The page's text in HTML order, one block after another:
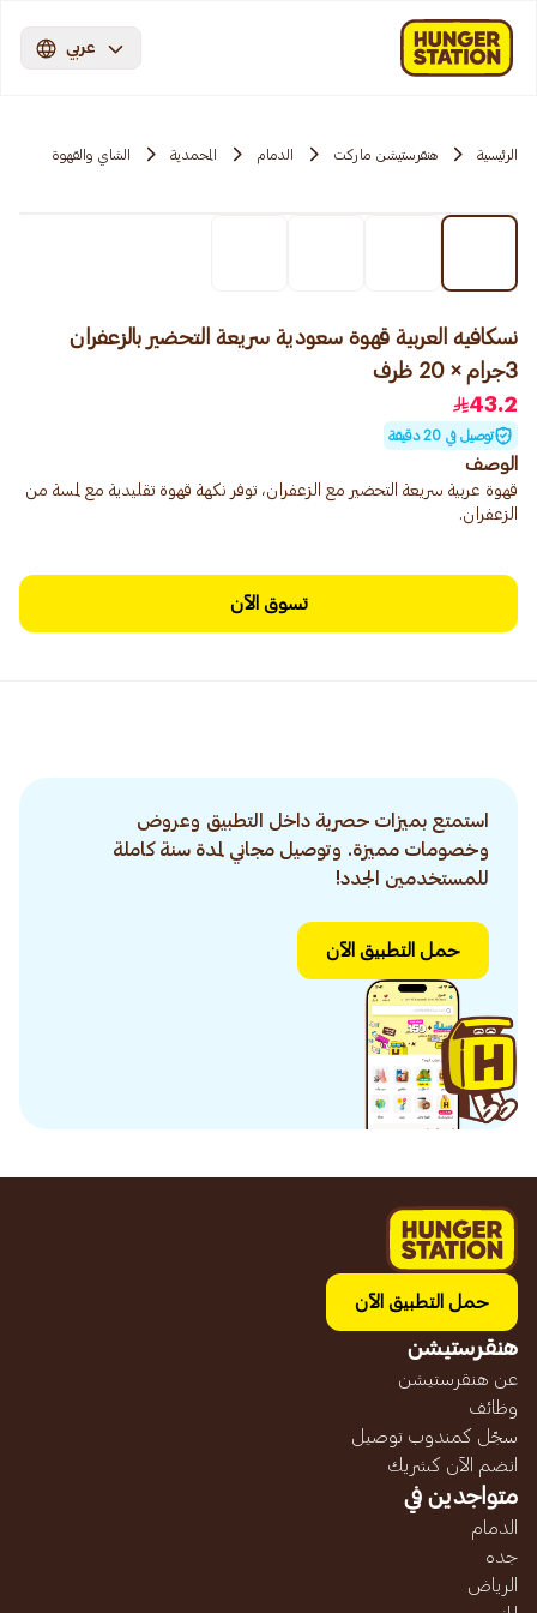
عربي
الرئيسية هنقرستيشن ماركت الدمام المحمدية الشاي والقهوة
نسكافيه العربية قهوة سعودية سريعة التحضير بالزعفران
3جرام × 20 ظرف
43.2
توصيل في 20 دقيقة
الوصف
قهوة عربية سريعة التحضير مع الزعفران، توفر نكهة قهوة تقليدية مع لمسة من
الزعفران.
تسوق الآن
استمتع بميزات حصرية داخل التطبيق وعروض
وخصومات مميزة. وتوصيل مجاني لمدة سنة كاملة
للمستخدمين الجدد!
حمل التطبيق الآن
حمل التطبيق الآن
هنقرستيشن
عن هنقرستيشن
وظائف
سجّل كمندوب توصيل
انضم الآن كشريك
متواجدين في
الدمام
جده
الرياض